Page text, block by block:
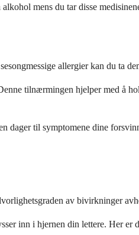
mens du tar disse
allergier kan du ta
tilnærmingen hjelper med å
til symptomene dine
av bivirkninger
inn i hjernen din lettere. Her